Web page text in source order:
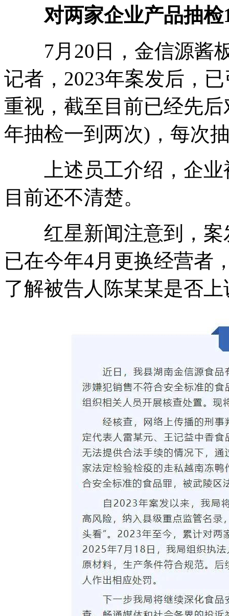
对两家企业产品抽检
7月20日，金信源酱板
记者，2023年案发后，
重视，截至目前已经先
年抽检一到两次)，每次
上述员工介绍，企业
目前还不清楚。
红星新闻注意到，案
已在今年4月更换经营者
了解被告人陈某某是否上